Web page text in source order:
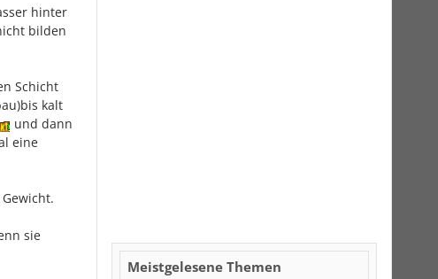
hinter
bilden
Schicht
kalt
und dann
eine
sie
Meistgelesene Themen